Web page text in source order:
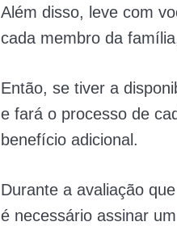
Além disso, leve com
cada membro da
Então, se tiver a
e fará o processo de
benefício adicional.
Durante a avaliação
é necessário assinar